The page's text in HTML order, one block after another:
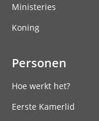
Ministeries
Koning
Personen
Hoe werkt het?
Eerste Kamerlid